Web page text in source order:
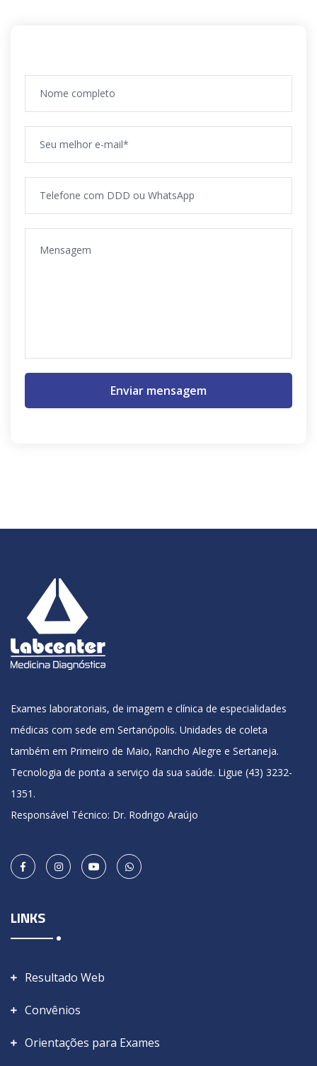
Enviar mensagem
Exames laboratoriais, de imagem e clínica de especialidades
médicas com sede em Sertanópolis. Unidades de coleta
também em Primeiro de Maio, Rancho Alegre e Sertaneja.
Tecnologia de ponta a serviço da sua saúde. Ligue (43) 3232-
1351.
Responsável Técnico: Dr. Rodrigo Araújo
LINKS
Resultado Web
Convênios
Orientações para Exames